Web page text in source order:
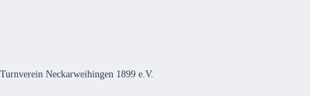
Turnverein Neckarweihingen 1899 e.V.